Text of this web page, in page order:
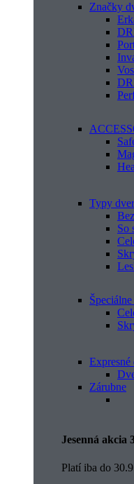
Značky
Typy
So
Expresné
Zárubne
Jesenná akcia
Platí iba do